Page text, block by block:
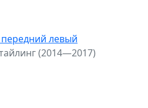
левый
(2014—2017)